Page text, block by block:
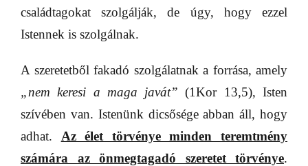
családtagokat szolgálják, de úgy, hogy ezzel
Istennek is szolgálnak.
A szeretetből fakadó szolgálatnak a forrása, amely
„nem keresi a maga javát” (1Kor 13,5), Isten
szívében van. Istenünk dicsősége abban áll, hogy
adhat. Az élet törvénye minden teremtmény
számára az önmegtagadó szeretet törvénye.